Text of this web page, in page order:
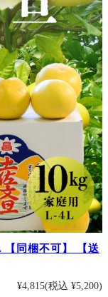
【同梱不可】 【送
¥4,815(税込 ¥5,200)